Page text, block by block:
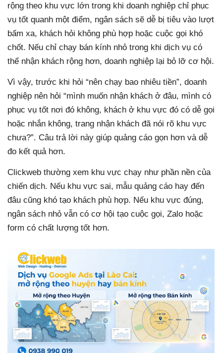
rộng theo khu vực lớn trong khi doanh nghiệp chỉ phục
vụ tốt quanh một điểm, ngân sách sẽ dễ bị tiêu vào lượt
bấm xa, khách hỏi không phù hợp hoặc cuộc gọi khó
chốt. Nếu chỉ chạy bán kính nhỏ trong khi dịch vụ có
thể nhận khách rộng hơn, doanh nghiệp lại bỏ lỡ cơ hội.
Vì vậy, trước khi hỏi “nên chạy bao nhiêu tiền”, doanh
nghiệp nên hỏi “mình muốn nhận khách ở đâu, mình có
phục vụ tốt nơi đó không, khách ở khu vực đó có dễ gọi
hoặc nhắn không, trang nhận khách đã nói rõ khu vực
chưa?”. Câu trả lời này giúp quảng cáo gọn hơn và dễ
đo kết quả hơn.
Clickweb thường xem khu vực chạy như phần nền của
chiến dịch. Nếu khu vực sai, mẫu quảng cáo hay đến
đâu cũng khó tạo khách phù hợp. Nếu khu vực đúng,
ngân sách nhỏ vẫn có cơ hội tạo cuộc gọi, Zalo hoặc
form có chất lượng tốt hơn.